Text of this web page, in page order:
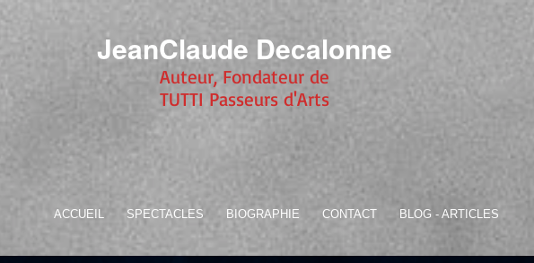
JeanClaude Decalonne
Auteur, Fondateur de
TUTTI Passeurs d'Arts
ACCUEIL SPECTACLES BIOGRAPHIE CONTACT BLOG - ARTICLES